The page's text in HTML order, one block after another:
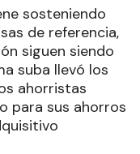
sosteniendo
de referencia,
siguen siendo
suba llevó los
ahorristas
para sus ahorros